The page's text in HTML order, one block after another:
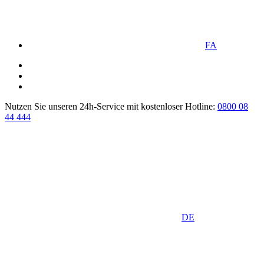
FA
Nutzen Sie unseren 24h-Service mit kostenloser Hotline: 0800 08
44 444
DE